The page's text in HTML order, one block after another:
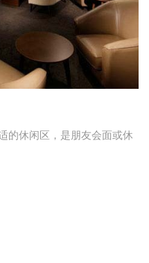
的休闲区，是朋友会面或休